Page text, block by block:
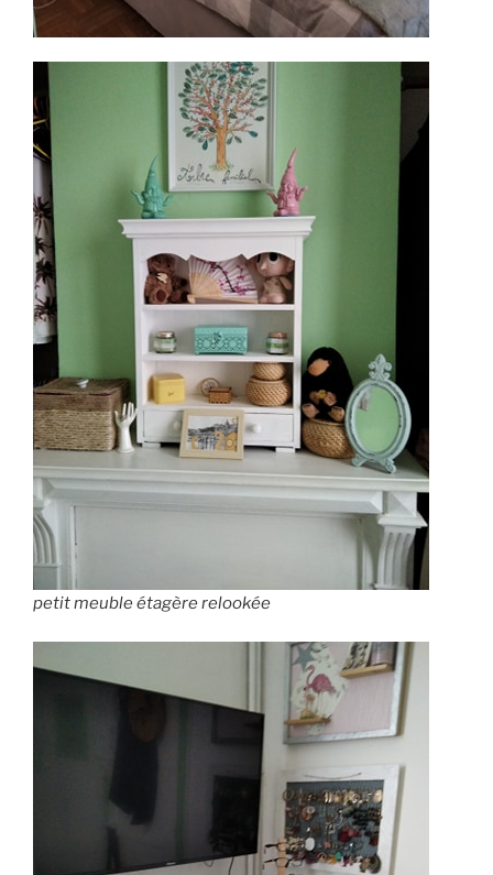
petit meuble étagère relookée